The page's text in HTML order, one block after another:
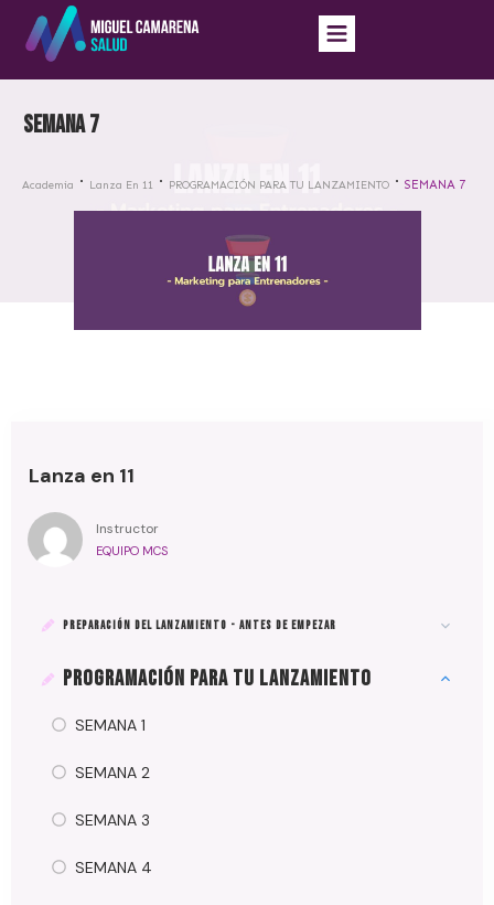
SEMANA 7
Academia Lanza En 11 PROGRAMACIÓN PARA TU LANZAMIENTO SEMANA 7
Lanza en 11
Instructor
EQUIPO MCS
PREPARACIÓN DEL LANZAMIENTO - ANTES DE EMPEZAR
PROGRAMACIÓN PARA TU LANZAMIENTO
SEMANA 1
SEMANA 2
SEMANA 3
SEMANA 4